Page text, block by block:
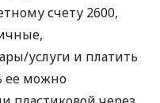
счету 2600,
услуги и платить
ее можно